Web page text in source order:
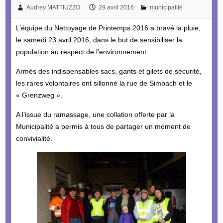
Audrey MATTIUZZO 29 avril 2016 municipalité
L’équipe du Nettoyage de Printemps 2016 a bravé la pluie,
le samedi 23 avril 2016, dans le but de sensibiliser la
population au respect de l’environnement.
Armés des indispensables sacs, gants et gilets de sécurité,
les rares volontaires ont sillonné la rue de Simbach et le
« Grenzweg ».
A l’issue du ramassage, une collation offerte par la
Municipalité a permis à tous de partager un moment de
convivialité.